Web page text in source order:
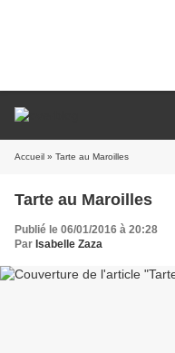
Accueil » Tarte au Maroilles
Tarte au Maroilles
Publié le 06/01/2016 à 20:28
Par Isabelle Zaza